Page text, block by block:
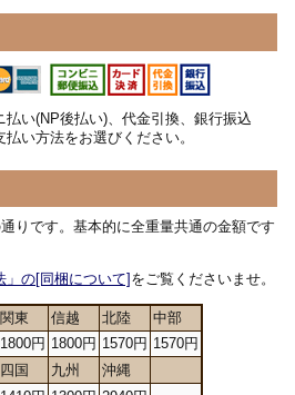
い(NP後払い)、代金引換、銀行振込
い方法をお選びください。
りです。基本的に全重量共通の金額です
」の[同梱について] をご覧くださいませ。
関東 信越 北陸
中部
1800円 1800円 1570円 1570円
四国 九州
沖縄